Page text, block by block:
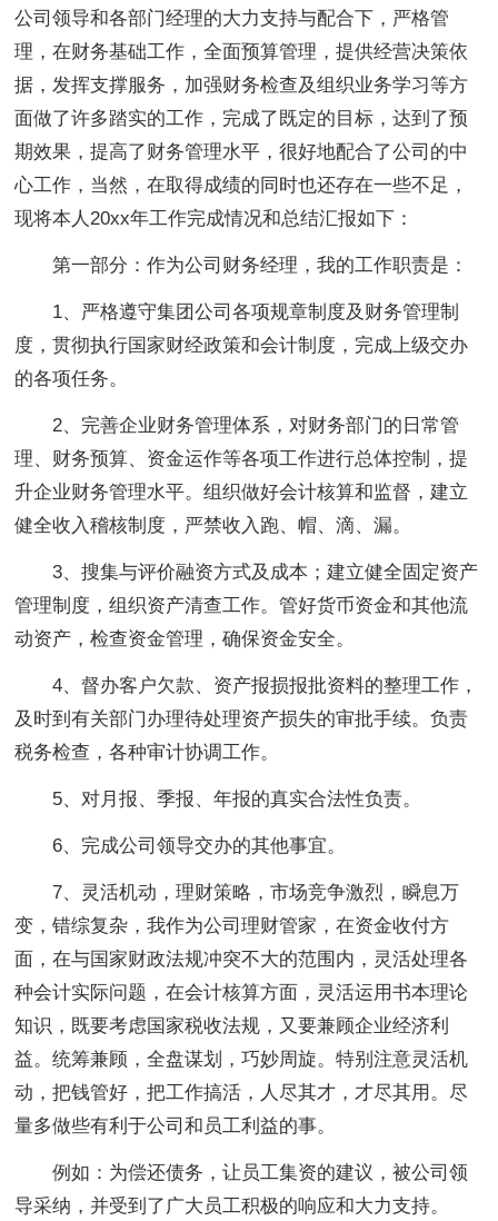
公司领导和各部门经理的大力支持与配合下，严格管
理，在财务基础工作，全面预算管理，提供经营决策依
据，发挥支撑服务，加强财务检查及组织业务学习等方
面做了许多踏实的工作，完成了既定的目标，达到了预
期效果，提高了财务管理水平，很好地配合了公司的中
心工作，当然，在取得成绩的同时也还存在一些不足，
现将本人20xx年工作完成情况和总结汇报如下：
第一部分：作为公司财务经理，我的工作职责是：
1、严格遵守集团公司各项规章制度及财务管理制
度，贯彻执行国家财经政策和会计制度，完成上级交办
的各项任务。
2、完善企业财务管理体系，对财务部门的日常管
理、财务预算、资金运作等各项工作进行总体控制，提
升企业财务管理水平。组织做好会计核算和监督，建立
健全收入稽核制度，严禁收入跑、帽、滴、漏。
3、搜集与评价融资方式及成本；建立健全固定资产
管理制度，组织资产清查工作。管好货币资金和其他流
动资产，检查资金管理，确保资金安全。
4、督办客户欠款、资产报损报批资料的整理工作，
及时到有关部门办理待处理资产损失的审批手续。负责
税务检查，各种审计协调工作。
5、对月报、季报、年报的真实合法性负责。
6、完成公司领导交办的其他事宜。
7、灵活机动，理财策略，市场竞争激烈，瞬息万
变，错综复杂，我作为公司理财管家，在资金收付方
面，在与国家财政法规冲突不大的范围内，灵活处理各
种会计实际问题，在会计核算方面，灵活运用书本理论
知识，既要考虑国家税收法规，又要兼顾企业经济利
益。统筹兼顾，全盘谋划，巧妙周旋。特别注意灵活机
动，把钱管好，把工作搞活，人尽其才，才尽其用。尽
量多做些有利于公司和员工利益的事。
例如：为偿还债务，让员工集资的建议，被公司领
导采纳，并受到了广大员工积极的响应和大力支持。